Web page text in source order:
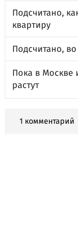
Подсчитано,
квартиру
Подсчитано,
Пока в Москве
растут
1 комментарий